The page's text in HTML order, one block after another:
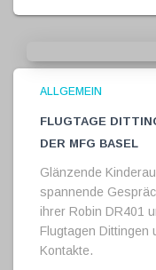
ALLGEMEIN
Flugtage
der MFG Basel
Glänzende
spannende
ihrer Robin DR401
Flugtagen Dittingen
Kontakte.